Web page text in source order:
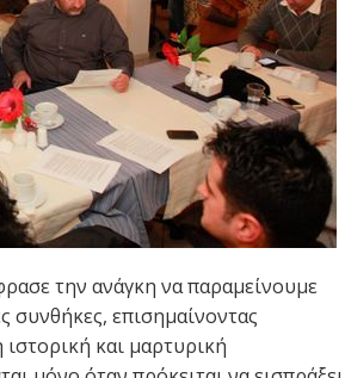
την ανάγκη να παραμείνουμε
συνθήκες, επισημαίνοντας
και μαρτυρική